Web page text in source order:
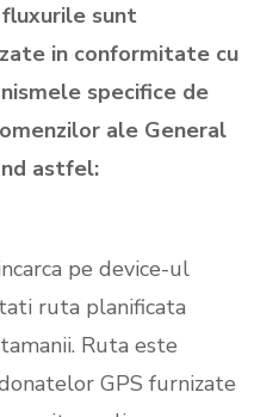
sunt
in conformitate cu
specifice de
ale General
astfel:
pe device-ul
ruta planificata
Ruta este
GPS furnizate